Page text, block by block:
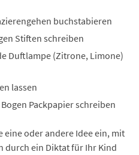
buchstabieren
Stiften schreiben
Duftlampe (Zitrone, Limone)
lassen
Packpapier schreiben
eine oder andere Idee ein, mit
durch ein Diktat für Ihr Kind